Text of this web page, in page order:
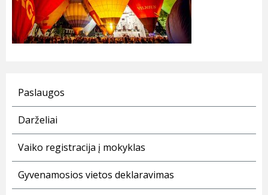
Paslaugos
Darželiai
Vaiko registracija į mokyklas
Gyvenamosios vietos deklaravimas